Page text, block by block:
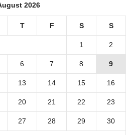
2026
T F S S
1 2
6 7 8 9
13 14 15 16
20 21 22 23
27 28 29 30